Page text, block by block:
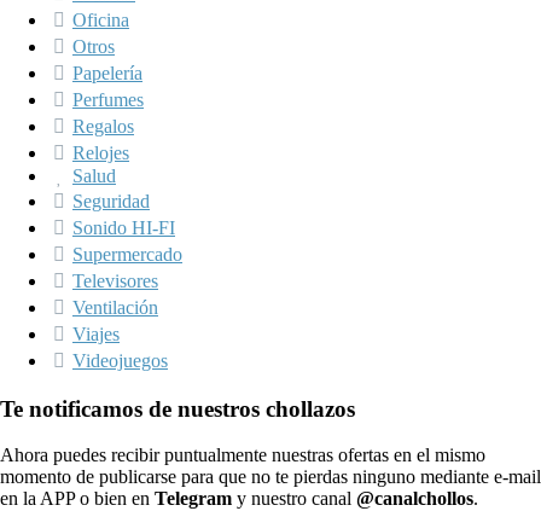
Oficina
Otros
Papelería
Perfumes
Regalos
Relojes
Salud
Seguridad
Sonido HI-FI
Supermercado
Televisores
Ventilación
Viajes
Videojuegos
Te notificamos de nuestros chollazos
Ahora puedes recibir puntualmente nuestras ofertas en el mismo
momento de publicarse para que no te pierdas ninguno mediante e-mail
en la APP o bien en Telegram y nuestro canal @canalchollos.